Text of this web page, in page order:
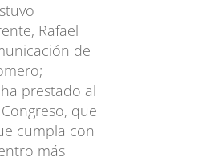
Rafael
de
prestado al
que
cumpla con
más